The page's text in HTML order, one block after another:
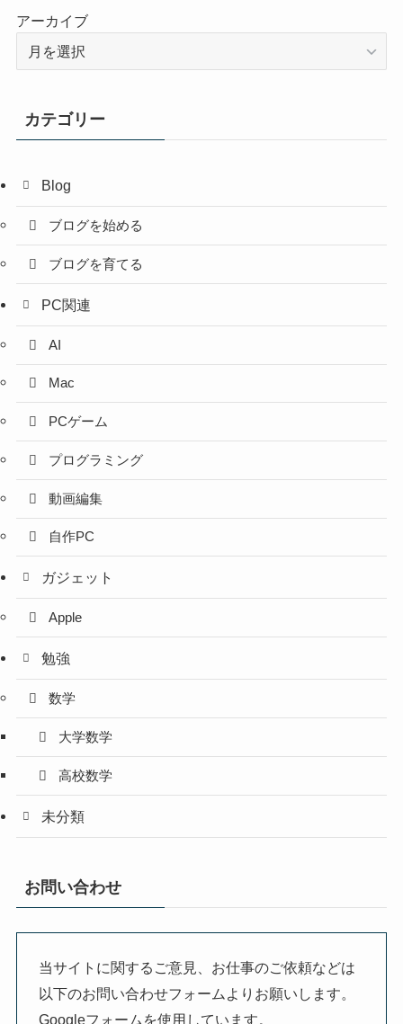
アーカイブ
カテゴリー
Blog
ブログを始める
ブログを育てる
PC関連
AI
Mac
PCゲーム
プログラミング
動画編集
自作PC
ガジェット
Apple
勉強
数学
大学数学
高校数学
未分類
お問い合わせ
当サイトに関するご意見、お仕事のご依頼などは
以下のお問い合わせフォームよりお願いします。
Googleフォームを使用しています。